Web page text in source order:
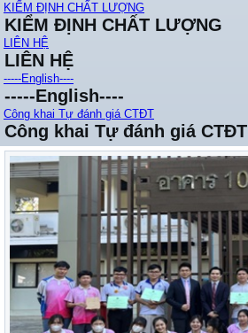
KIỂM ĐỊNH CHẤT LƯỢNG
KIỂM ĐỊNH CHẤT LƯỢNG
LIÊN HỆ
LIÊN HỆ
-----English----
-----English----
Công khai Tự đánh giá CTĐT
Công khai Tự đánh giá CTĐT